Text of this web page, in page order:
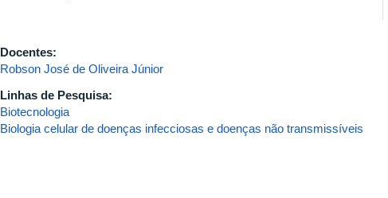
Docentes:
Robson José de Oliveira Júnior
Linhas de Pesquisa:
Biotecnologia
Biologia celular de doenças infecciosas e doenças não transmissíveis